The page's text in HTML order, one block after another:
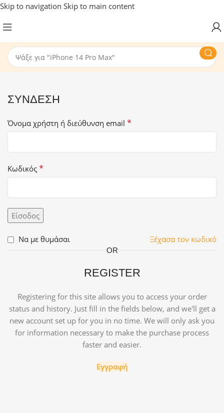
Skip to navigation Skip to main content
ΣΎΝΔΕΣΗ
Όνομα χρήστη ή διεύθυνση email *
Κωδικός *
Είσοδος
Ξέχασα τον κωδικό
Να με θυμάσαι
OR
REGISTER
Registering for this site allows you to access your order
status and history. Just fill in the fields below, and we'll get a
new account set up for you in no time. We will only ask you
for information necessary to make the purchase process
faster and easier.
Εγγραφή